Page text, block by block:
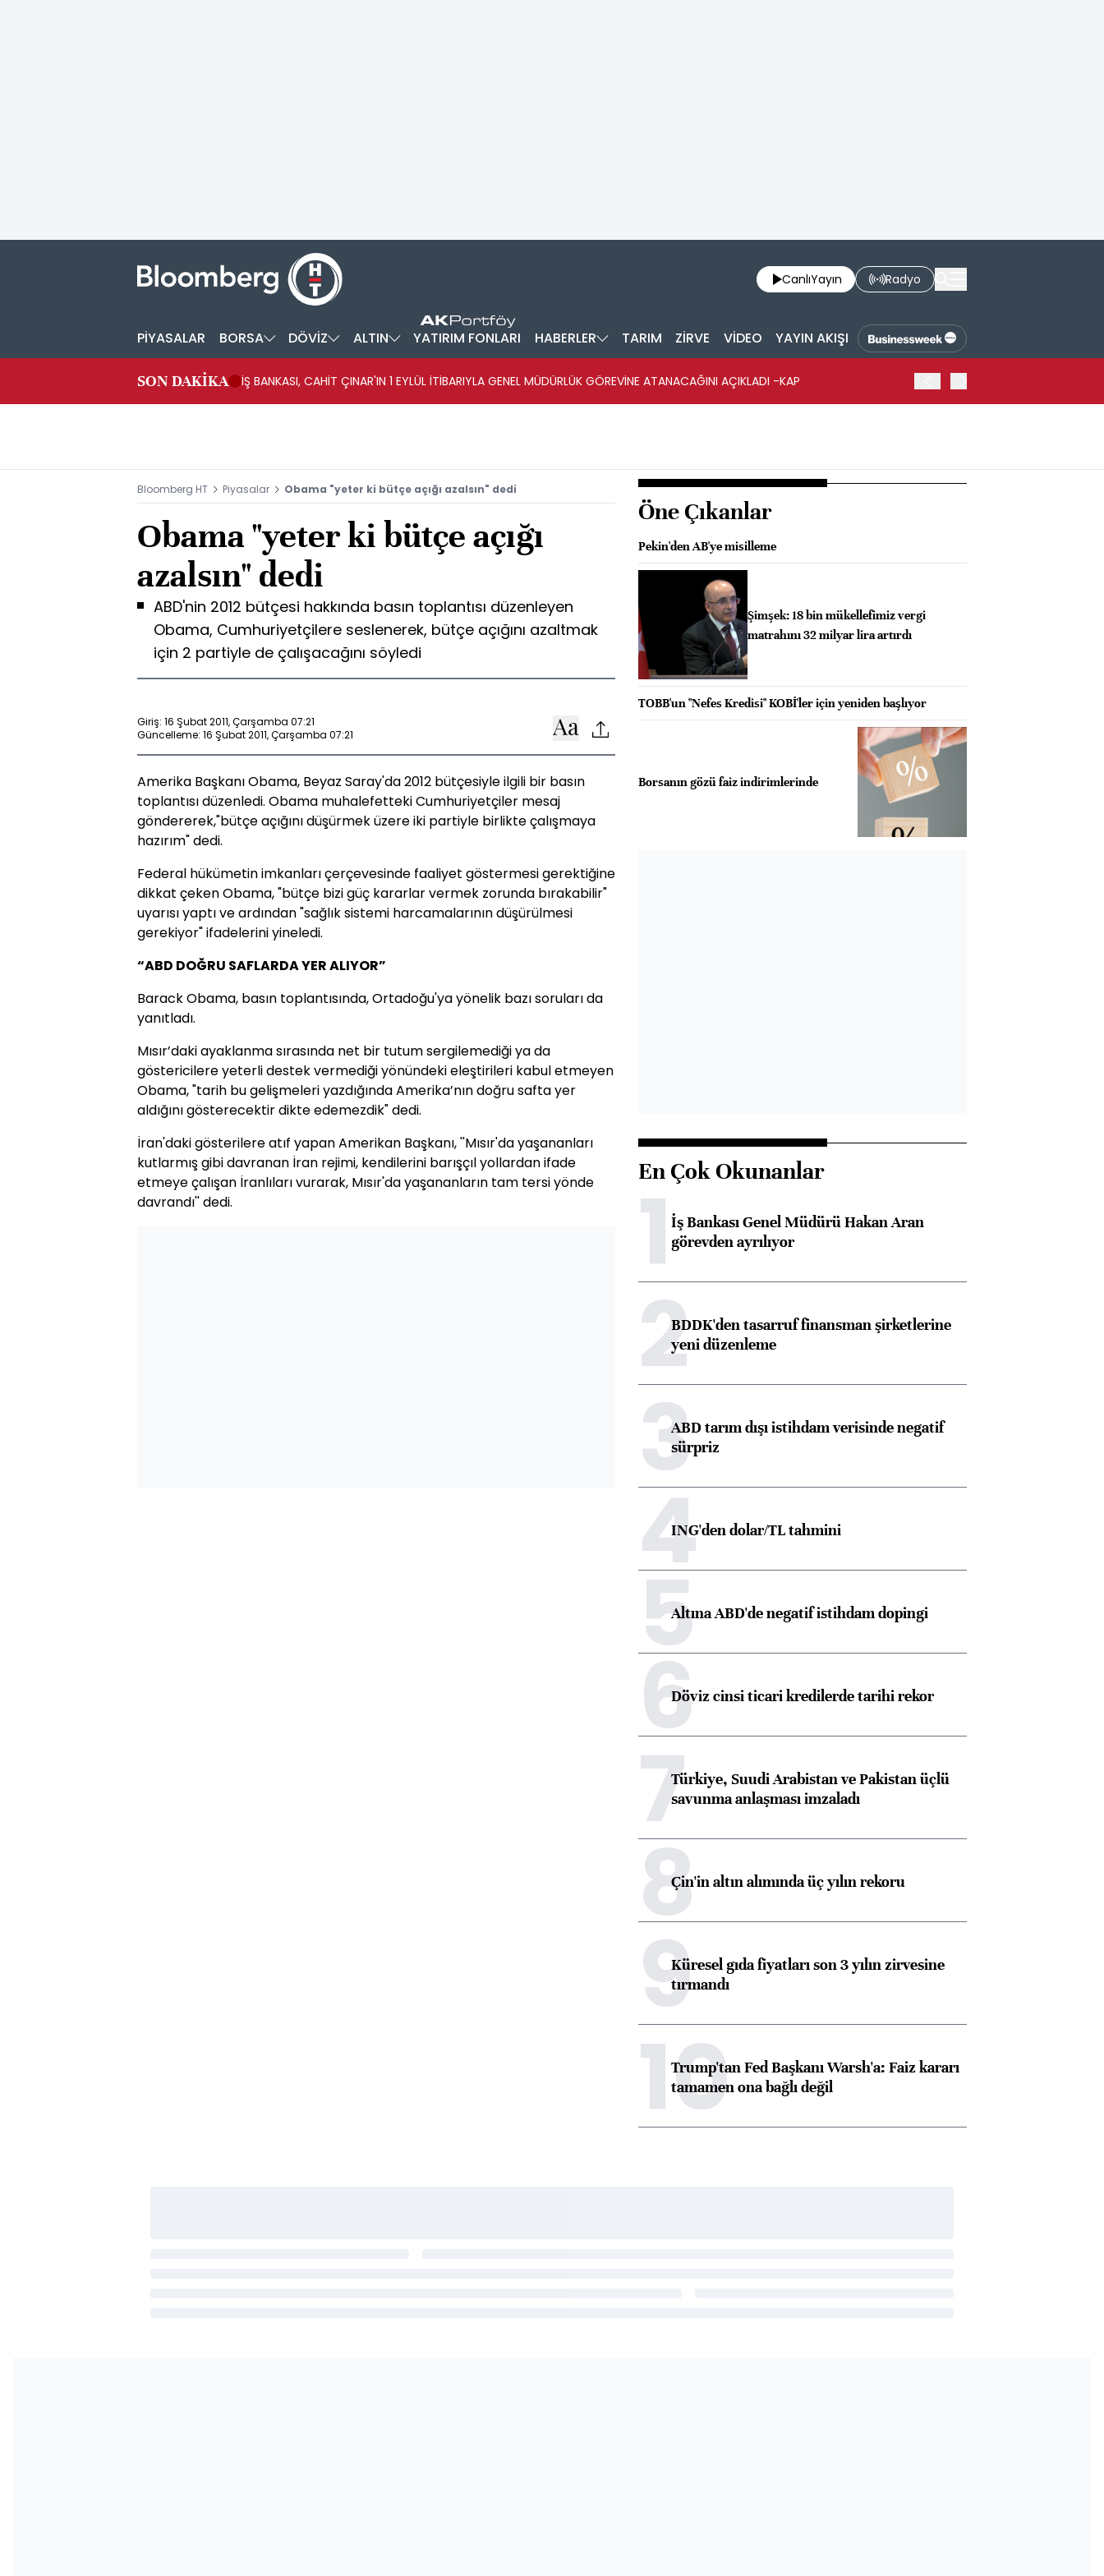
CanlıYayın Radyo
PİYASALAR BORSA DÖVİZ ALTIN YATIRIM FONLARI HABERLER TARIM ZİRVE VİDEO YAYIN AKIŞI
SON DAKİKA İŞ BANKASI, CAHİT ÇINAR'IN 1 EYLÜL İTİBARIYLA GENEL MÜDÜRLÜK GÖREVİNE ATANACAĞINI AÇIKLADI -KAP
Bloomberg HT Piyasalar Obama "yeter ki bütçe açığı azalsın" dedi
Obama "yeter ki bütçe açığı
azalsın" dedi
ABD'nin 2012 bütçesi hakkında basın toplantısı düzenleyen
Obama, Cumhuriyetçilere seslenerek, bütçe açığını azaltmak
için 2 partiyle de çalışacağını söyledi
Giriş: 16 Şubat 2011, Çarşamba 07:21
Güncelleme: 16 Şubat 2011, Çarşamba 07:21
Amerika Başkanı Obama, Beyaz Saray'da 2012 bütçesiyle ilgili bir basın
toplantısı düzenledi. Obama muhalefetteki Cumhuriyetçiler mesaj
göndererek,"bütçe açığını düşürmek üzere iki partiyle birlikte çalışmaya
hazırım" dedi.
Federal hükümetin imkanları çerçevesinde faaliyet göstermesi gerektiğine
dikkat çeken Obama, "bütçe bizi güç kararlar vermek zorunda bırakabilir"
uyarısı yaptı ve ardından "sağlık sistemi harcamalarının düşürülmesi
gerekiyor" ifadelerini yineledi.
“ABD DOĞRU SAFLARDA YER ALIYOR”
Barack Obama, basın toplantısında, Ortadoğu'ya yönelik bazı soruları da
yanıtladı.
Mısır’daki ayaklanma sırasında net bir tutum sergilemediği ya da
göstericilere yeterli destek vermediği yönündeki eleştirileri kabul etmeyen
Obama, "tarih bu gelişmeleri yazdığında Amerika’nın doğru safta yer
aldığını gösterecektir dikte edemezdik" dedi.
İran'daki gösterilere atıf yapan Amerikan Başkanı, ''Mısır'da yaşananları
kutlarmış gibi davranan İran rejimi, kendilerini barışçıl yollardan ifade
etmeye çalışan İranlıları vurarak, Mısır'da yaşananların tam tersi yönde
davrandı'' dedi.
Öne Çıkanlar
Pekin'den AB'ye misilleme
Şimşek: 18 bin mükellefimiz vergi
matrahını 32 milyar lira artırdı
TOBB'un "Nefes Kredisi" KOBİ'ler için yeniden başlıyor
Borsanın gözü faiz indirimlerinde
En Çok Okunanlar
1İş Bankası Genel Müdürü Hakan Aran
görevden ayrılıyor
2BDDK'den tasarruf finansman şirketlerine
yeni düzenleme
3ABD tarım dışı istihdam verisinde negatif
sürpriz
4ING'den dolar/TL tahmini
5Altına ABD'de negatif istihdam dopingi
6Döviz cinsi ticari kredilerde tarihi rekor
7Türkiye, Suudi Arabistan ve Pakistan üçlü
savunma anlaşması imzaladı
8Çin'in altın alımında üç yılın rekoru
9Küresel gıda fiyatları son 3 yılın zirvesine
tırmandı
10
Trump'tan Fed Başkanı Warsh'a: Faiz kararı
tamamen ona bağlı değil